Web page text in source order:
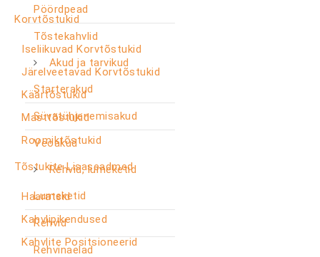
Pöördpead
Tõstekahvlid
Akud ja tarvikud
Starterakud
Süvatühjenemisakud
Veoakud
Rehvid, lumeketid
Lumeketid
Rehvid
Rehvinaelad
Korvtõstukid
Iseliikuvad Korvtõstukid
Järelveetavad Korvtõstukid
Käärtõstukid
Masttõstukid
Roomiktõstukid
Tõstukite Lisaseadmed
Haaratsid
Kahvlipikendused
Kahvlite Positsioneerid